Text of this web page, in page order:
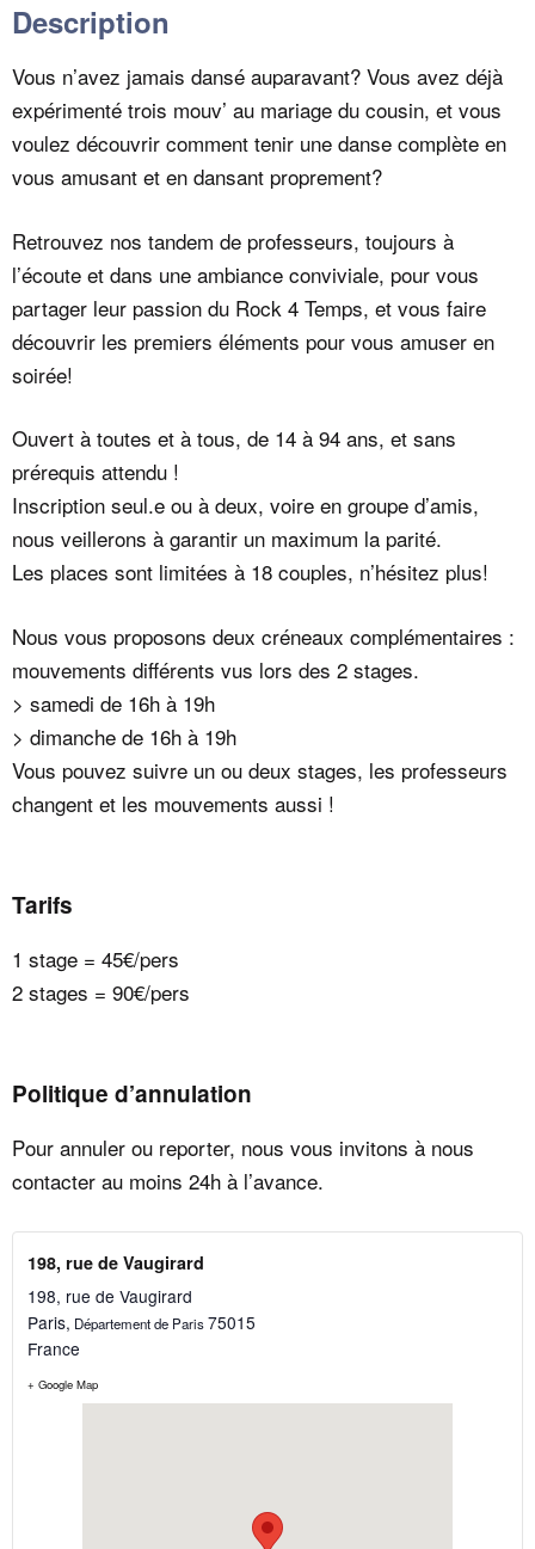
Description
Vous n’avez jamais dansé auparavant? Vous avez déjà
expérimenté trois mouv’ au mariage du cousin, et vous
voulez découvrir comment tenir une danse complète en
vous amusant et en dansant proprement?
Retrouvez nos tandem de professeurs, toujours à
l’écoute et dans une ambiance conviviale, pour vous
partager leur passion du Rock 4 Temps, et vous faire
découvrir les premiers éléments pour vous amuser en
soirée!
Ouvert à toutes et à tous, de 14 à 94 ans, et sans
prérequis attendu !
Inscription seul.e ou à deux, voire en groupe d’amis,
nous veillerons à garantir un maximum la parité.
Les places sont limitées à 18 couples, n’hésitez plus!
Nous vous proposons deux créneaux complémentaires :
mouvements différents vus lors des 2 stages.
> samedi de 16h à 19h
> dimanche de 16h à 19h
Vous pouvez suivre un ou deux stages, les professeurs
changent et les mouvements aussi !
Tarifs
1 stage = 45€/pers
2 stages = 90€/pers
Politique d’annulation
Pour annuler ou reporter, nous vous invitons à nous
contacter au moins 24h à l’avance.
198, rue de Vaugirard
198, rue de Vaugirard
Paris, Département de Paris75015
France
+ Google Map